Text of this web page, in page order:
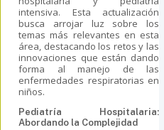
intensiva. Esta actualización
busca arrojar luz sobre los
temas más relevantes en esta
área, destacando los retos y las
innovaciones que están dando
forma al manejo de las
enfermedades respiratorias en
niños.
Pediatría Hospitalaria:
Abordando la Complejidad